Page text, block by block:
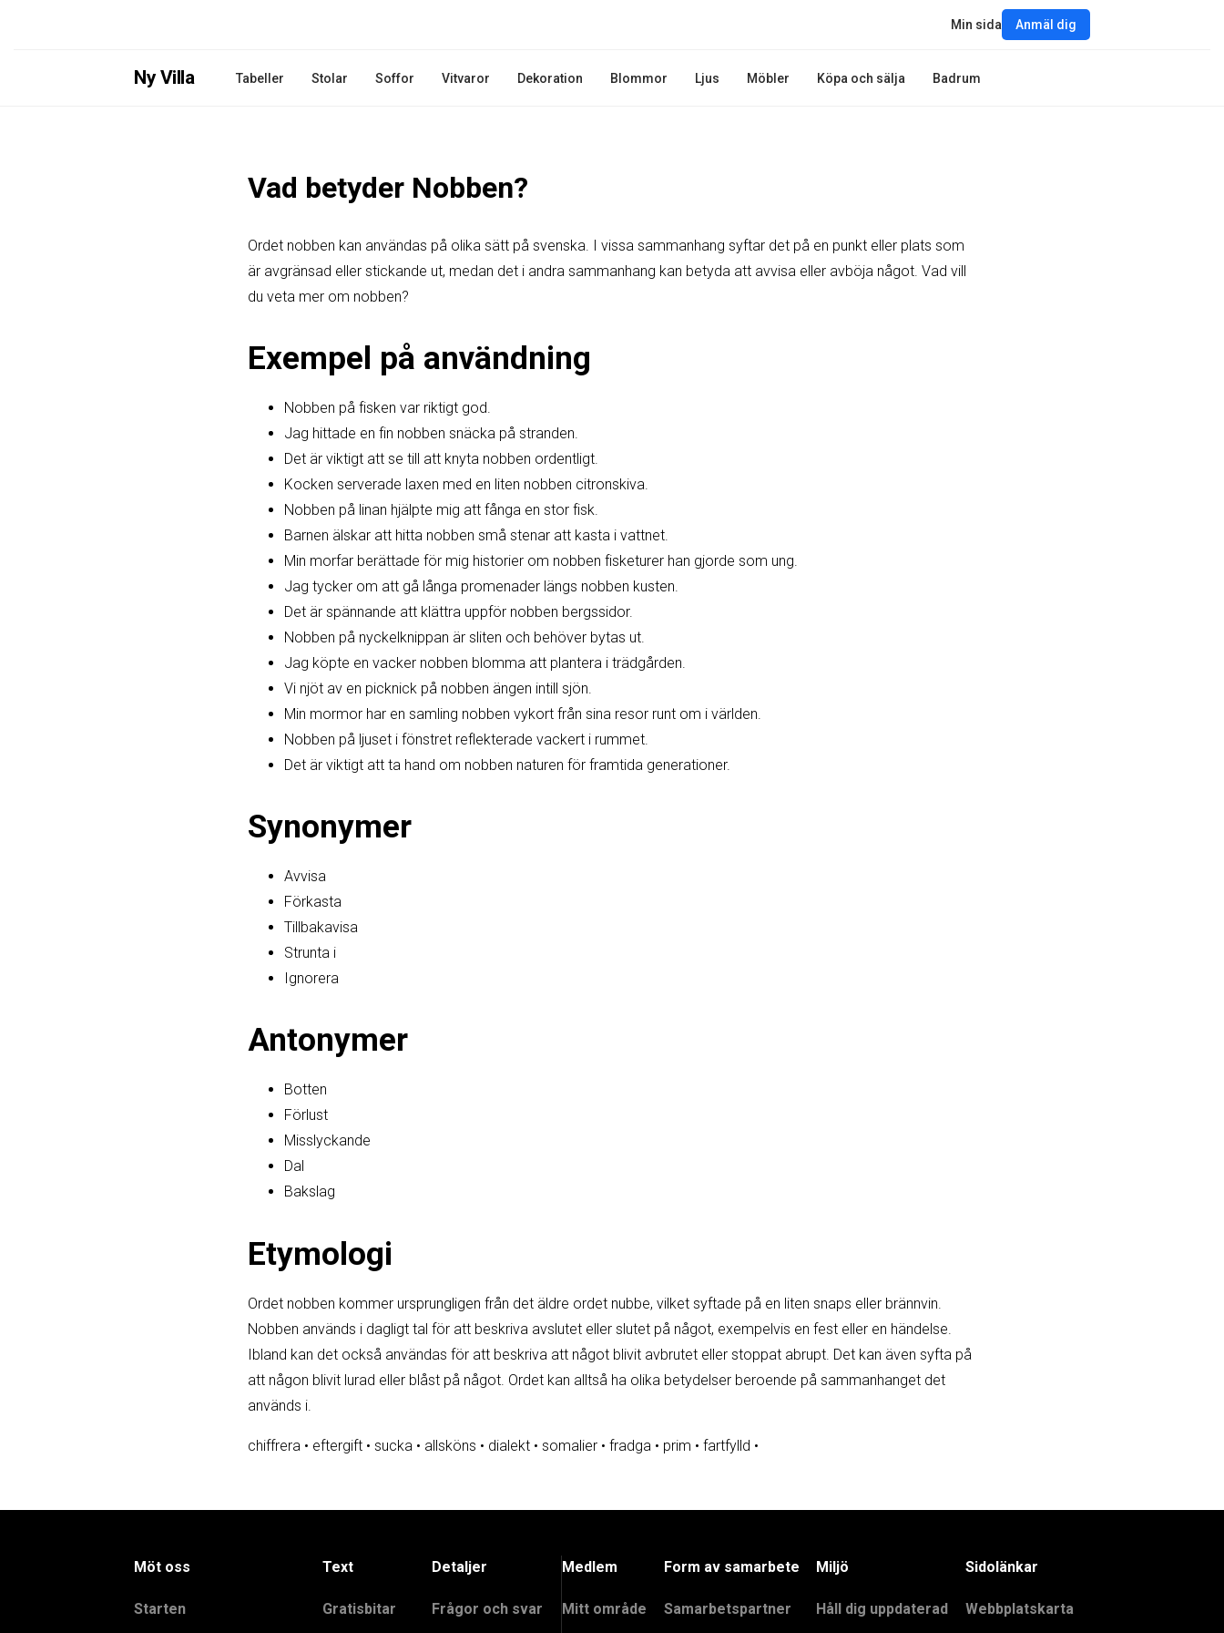
Ny Villa Tabeller Stolar Soffor Vitvaror Dekoration Blommor Ljus Möbler Köpa och sälja Badrum
Min sida Anmäl dig
Vad betyder Nobben?
Ordet nobben kan användas på olika sätt på svenska. I vissa sammanhang syftar det på en punkt eller plats som
är avgränsad eller stickande ut, medan det i andra sammanhang kan betyda att avvisa eller avböja något. Vad vill
du veta mer om nobben?
Exempel på användning
Nobben på fisken var riktigt god.
Jag hittade en fin nobben snäcka på stranden.
Det är viktigt att se till att knyta nobben ordentligt.
Kocken serverade laxen med en liten nobben citronskiva.
Nobben på linan hjälpte mig att fånga en stor fisk.
Barnen älskar att hitta nobben små stenar att kasta i vattnet.
Min morfar berättade för mig historier om nobben fisketurer han gjorde som ung.
Jag tycker om att gå långa promenader längs nobben kusten.
Det är spännande att klättra uppför nobben bergssidor.
Nobben på nyckelknippan är sliten och behöver bytas ut.
Jag köpte en vacker nobben blomma att plantera i trädgården.
Vi njöt av en picknick på nobben ängen intill sjön.
Min mormor har en samling nobben vykort från sina resor runt om i världen.
Nobben på ljuset i fönstret reflekterade vackert i rummet.
Det är viktigt att ta hand om nobben naturen för framtida generationer.
Synonymer
Avvisa
Förkasta
Tillbakavisa
Strunta i
Ignorera
Antonymer
Botten
Förlust
Misslyckande
Dal
Bakslag
Etymologi
Ordet nobben kommer ursprungligen från det äldre ordet nubbe, vilket syftade på en liten snaps eller brännvin.
Nobben används i dagligt tal för att beskriva avslutet eller slutet på något, exempelvis en fest eller en händelse.
Ibland kan det också användas för att beskriva att något blivit avbrutet eller stoppat abrupt. Det kan även syfta på
att någon blivit lurad eller blåst på något. Ordet kan alltså ha olika betydelser beroende på sammanhanget det
används i.
chiffrera • eftergift • sucka • allsköns • dialekt • somalier • fradga • prim • fartfylld •
Möt oss
Starten
Text
Gratisbitar
Detaljer
Frågor och svar
Medlem
Mitt område
Form av samarbete
Samarbetspartner
Miljö
Håll dig uppdaterad
Sidolänkar
Webbplatskarta